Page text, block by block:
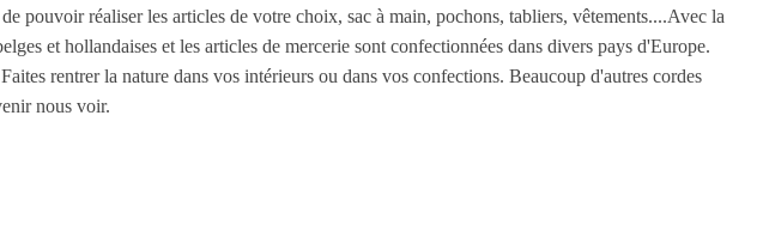
pouvoir réaliser les articles de votre choix, sac à main, pochons, tabliers, vêtements....Avec la
et hollandaises et les articles de mercerie sont confectionnées dans divers pays d'Europe.
rentrer la nature dans vos intérieurs ou dans vos confections. Beaucoup d'autres cordes
nous voir.